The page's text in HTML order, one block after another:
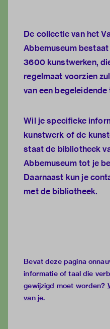
De collectie van het
Abbemuseum
3600 kunstwerken,
regelmaat voorzien
van een begeleidende
Wil je specifieke
kunstwerk of de
staat de bibliotheek
Abbemuseumtot je
Daarnaast kun je
met de bibliotheek.
Bevat deze pagina
informatie of taal die
gewijzigd moet worden?
van je.